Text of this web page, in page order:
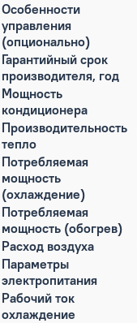
Особенности
управления
(опционально)
Гарантийный срок
производителя, год
Мощность
кондиционера
Производительность
тепло
Потребляемая
мощность
(охлаждение)
Потребляемая
мощность (обогрев)
Расход воздуха
Параметры
электропитания
Рабочий ток
охлаждение